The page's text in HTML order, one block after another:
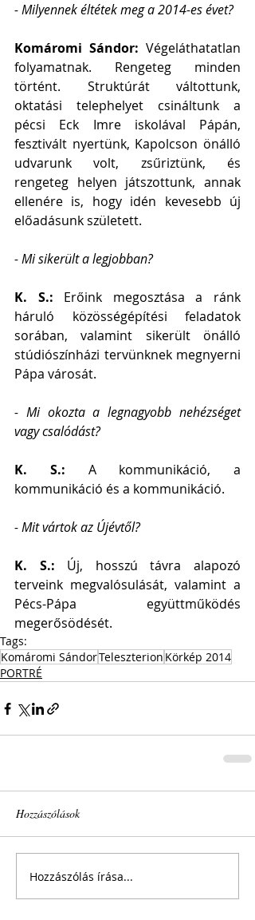
- Milyennek éltétek meg a 2014-es évet?
Komáromi Sándor: Végeláthatatlan
folyamatnak. Rengeteg minden
történt. Struktúrát váltottunk,
oktatási telephelyet csináltunk a
pécsi Eck Imre iskolával Pápán,
fesztivált nyertünk, Kapolcson önálló
udvarunk volt, zsűriztünk, és
rengeteg helyen játszottunk, annak
ellenére is, hogy idén kevesebb új
előadásunk született.
- Mi sikerült a legjobban?
K. S.: Erőink megosztása a ránk
háruló közösségépítési feladatok
sorában, valamint sikerült önálló
stúdiószínházi tervünknek megnyerni
Pápa városát.
- Mi okozta a legnagyobb nehézséget
vagy csalódást?
K. S.: A kommunikáció, a
kommunikáció és a kommunikáció.
- Mit vártok az Újévtől?
K. S.: Új, hosszú távra alapozó
terveink megvalósulását, valamint a
Pécs-Pápa együttműködés
megerősödését.
Tags:
Komáromi SándorTeleszterion Körkép 2014
PORTRÉ
Hozzászólások
Hozzászólás írása...